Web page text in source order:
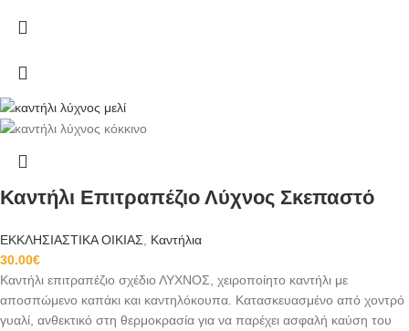
Καντήλι Επιτραπέζιο Λύχνος Σκεπαστό
ΕΚΚΛΗΣΙΑΣΤΙΚΑ ΟΙΚΙΑΣ
Καντήλια
30.00€
Καντήλι επιτραπέζιο σχέδιο ΛΥΧΝΟΣ, χειροποίητο καντήλι με
αποσπώμενο καπάκι και καντηλόκουπα. Κατασκευασμένο από χοντρό
γυαλί, ανθεκτικό στη θερμοκρασία για να παρέχει ασφαλή καύση του